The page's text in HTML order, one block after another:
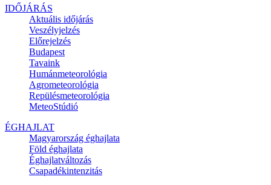
IDŐJÁRÁS
Aktuális időjárás
Veszélyjelzés
Előrejelzés
Budapest
Tavaink
Humánmeteorológia
Agrometeorológia
Repülésmeteorológia
MeteoStúdió
ÉGHAJLAT
Magyarország éghajlata
Föld éghajlata
Éghajlatváltozás
Csapadékintenzitás